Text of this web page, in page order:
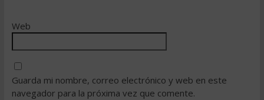
Web
Guarda mi nombre, correo electrónico y web en este
navegador para la próxima vez que comente.